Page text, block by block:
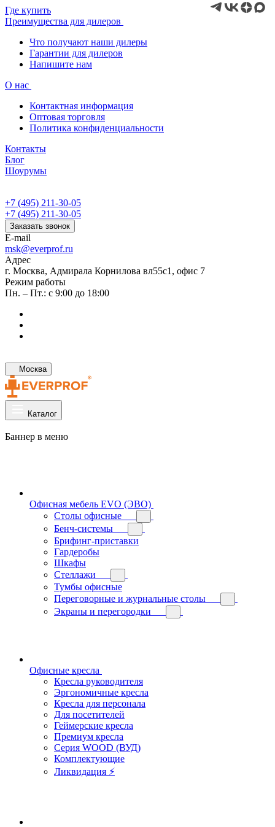
Где купить
Преимущества для дилеров
Что получают наши дилеры
Гарантии для дилеров
Напишите нам
О нас
Контактная информация
Оптовая торговля
Политика конфиденциальности
Контакты
Блог
Шоурумы
+7 (495) 211-30-05
+7 (495) 211-30-05
Заказать звонок
E-mail
msk@everprof.ru
Адрес
г. Москва, Адмирала Корнилова вл55с1, офис 7
Режим работы
Пн. – Пт.: с 9:00 до 18:00
Москва
Каталог
Баннер в меню
Офисная мебель EVO (ЭВО)
Cтолы офисные
Бенч-системы
Брифинг-приставки
Гардеробы
Шкафы
Стеллажи
Тумбы офисные
Переговорные и журнальные столы
Экраны и перегородки
Офисные кресла
Кресла руководителя
Эргономичные кресла
Кресла для персонала
Для посетителей
Геймерские кресла
Премиум кресла
Серия WOOD (ВУД)
Комплектующие
Ликвидация ⚡